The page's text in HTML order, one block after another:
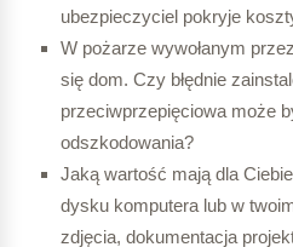
ubezpieczyciel pokryje
W pożarze wywołanym
się dom. Czy błędnie
przeciwprzepięciowa może
odszkodowania?
Jaką wartość mają dla
dysku komputera lub w
zdjęcia, dokumentacja